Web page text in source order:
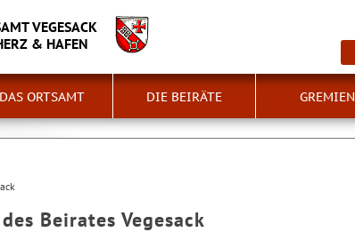
VEGESACK
& HAFEN
DAS ORTSAMT DIE BEIRÄTE GREMIEN
Beirates Vegesack